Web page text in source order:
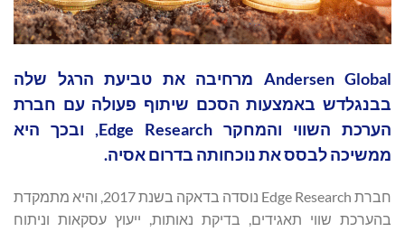
Andersen Global מרחיבה את טביעת הרגל שלה
בבנגלדש באמצעות הסכם שיתוף פעולה עם חברת
הערכת השווי והמחקר Edge Research, ובכך היא
ממשיכה לבסס את נוכחותה בדרום אסיה.
חברת Edge Research נוסדה בדאקה בשנת 2017, והיא מתמקדת
בהערכת שווי תאגידים, בדיקת נאותות, ייעוץ עסקאות וניתוח